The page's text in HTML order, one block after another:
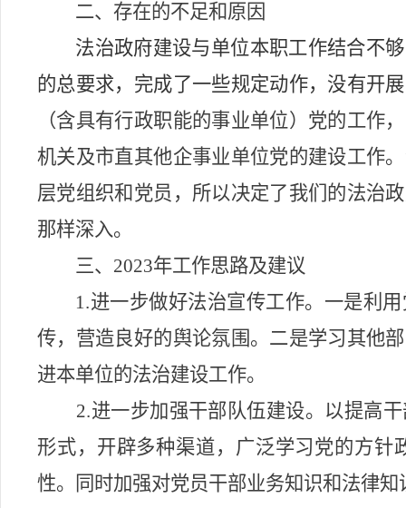
二、存在的不足和原因
法治政府建设与单位本职工作结合不
的总要求，完成了一些规定动作，没有开
（含具有行政职能的事业单位）党的工作
机关及市直其他企事业单位党的建设工作
层党组织和党员，所以决定了我们的法治
那样深入。
三、2023年工作思路及建议
1.进一步做好法治宣传工作。 一是利
传，营造良好的舆论氛围。二是学习其他
进本单位的法治建设工作。
2.进一步加强干部队伍建设。 以提高
形式，开辟多种渠道，广泛学习党的方
性。同时加强对党员干部业务知识和法律